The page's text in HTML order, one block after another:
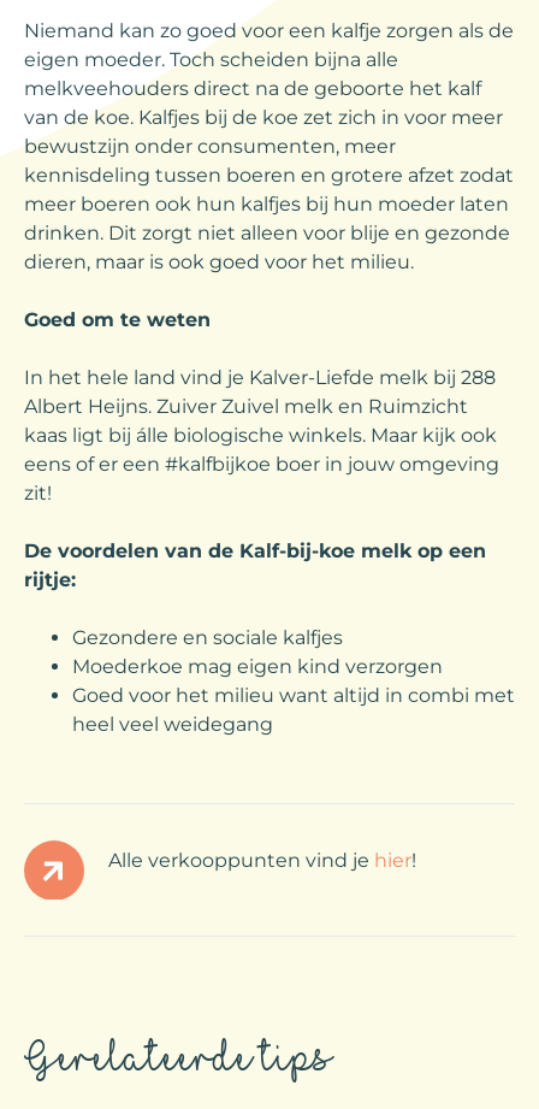
Niemand kan zo goed voor een kalfje zorgen als de
eigen moeder. Toch scheiden bijna alle
melkveehouders direct na de geboorte het kalf
van de koe. Kalfjes bij de koe zet zich in voor meer
bewustzijn onder consumenten, meer
kennisdeling tussen boeren en grotere afzet zodat
meer boeren ook hun kalfjes bij hun moeder laten
drinken. Dit zorgt niet alleen voor blije en gezonde
dieren, maar is ook goed voor het milieu.
Goed om te weten
In het hele land vind je Kalver-Liefde melk bij 288
Albert Heijns. Zuiver Zuivel melk en Ruimzicht
kaas ligt bij álle biologische winkels. Maar kijk ook
eens of er een #kalfbijkoe boer in jouw omgeving
zit!
De voordelen van de Kalf-bij-koe melk op een
rijtje:
Gezondere en sociale kalfjes
Moederkoe mag eigen kind verzorgen
Goed voor het milieu want altijd in combi met
heel veel weidegang
Alle verkooppunten vind je hier!
Gerelateerde tips